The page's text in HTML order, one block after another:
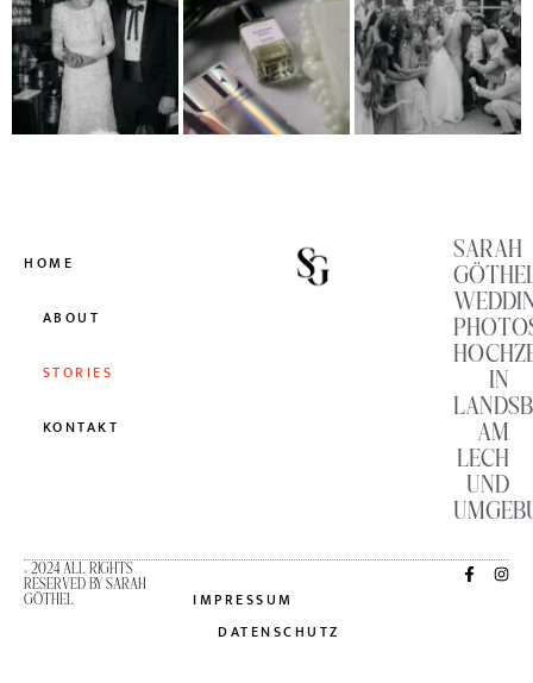
HOME
ABOUT
STORIES
KONTAKT
SARAH
IN
AM
LECH
UND
© 2024 ALL RIGHTS
RESERVED BY SARAH
GÖTHEL
IMPRESSUM
DATENSCHUTZ